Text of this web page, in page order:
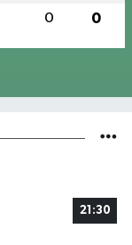
0 0
21:30